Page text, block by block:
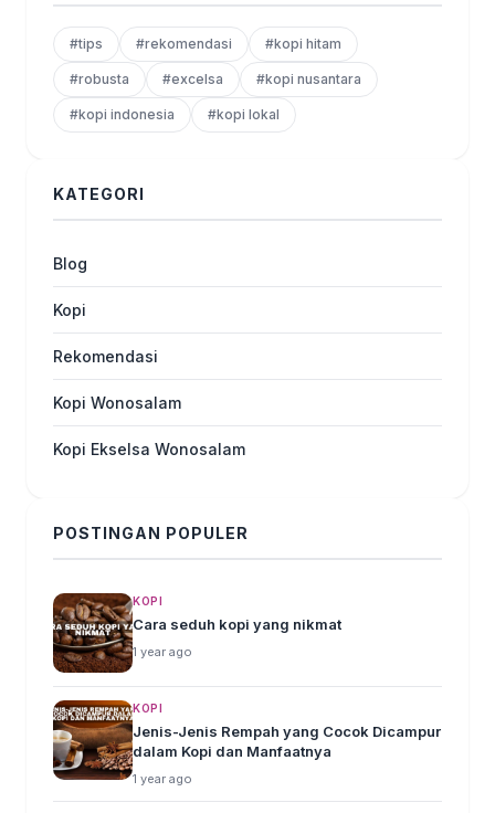
#tips #rekomendasi #kopi hitam
#robusta #excelsa #kopi nusantara
#kopi indonesia #kopi lokal
KATEGORI
Blog
Kopi
Rekomendasi
Kopi Wonosalam
Kopi Ekselsa Wonosalam
POSTINGAN POPULER
KOPI
Cara seduh kopi yang nikmat
1 year ago
KOPI
Jenis-Jenis Rempah yang Cocok Dicampur
dalam Kopi dan Manfaatnya
1 year ago